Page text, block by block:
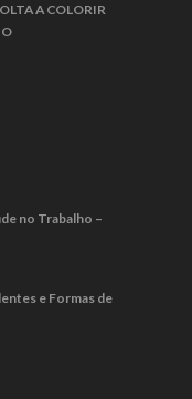
A COLORIR
no Trabalho –
e Formas de